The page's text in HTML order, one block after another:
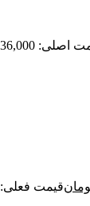
4,536,000تومان بود.
قیمت فعلی: 1,890,000تومان.